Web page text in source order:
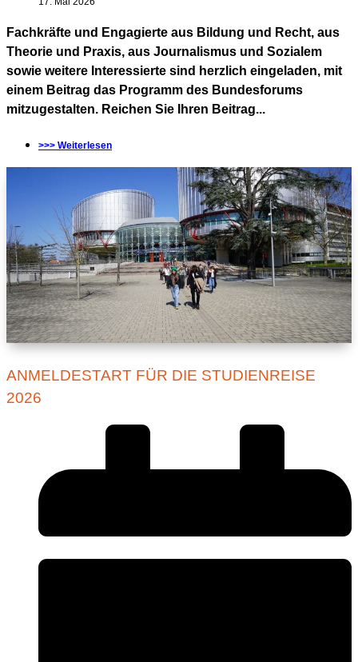
Fachkräfte und Engagierte aus Bildung und Recht, aus
Theorie und Praxis, aus Journalismus und Sozialem
sowie weitere Interessierte sind herzlich eingeladen, mit
einem Beitrag das Programm des Bundesforums
mitzugestalten. Reichen Sie Ihren Beitrag...
>>> Weiterlesen
ANMELDESTART FÜR DIE STUDIENREISE
2026